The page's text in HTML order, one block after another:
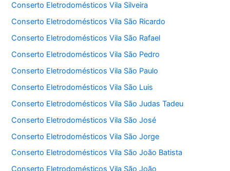
Conserto Eletrodomésticos Vila Silveira
Conserto Eletrodomésticos Vila São Ricardo
Conserto Eletrodomésticos Vila São Rafael
Conserto Eletrodomésticos Vila São Pedro
Conserto Eletrodomésticos Vila São Paulo
Conserto Eletrodomésticos Vila São Luis
Conserto Eletrodomésticos Vila São Judas Tadeu
Conserto Eletrodomésticos Vila São José
Conserto Eletrodomésticos Vila São Jorge
Conserto Eletrodomésticos Vila São João Batista
Conserto Eletrodomésticos Vila São João